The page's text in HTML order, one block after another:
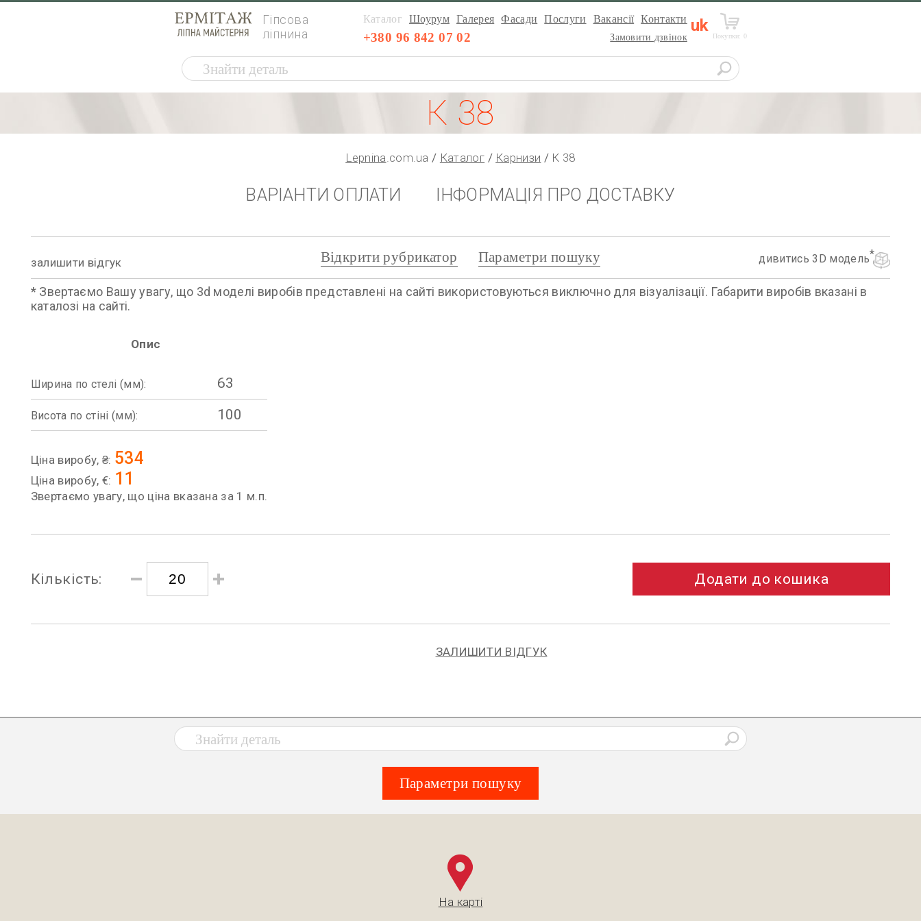
Гіпсова
ліпнина
Каталог Шоурум Галерея Фасади Послуги Вакансії Контакти
+380 96 842 07 02 Замовити дзвінок
uk
Покупки: 0
К 38
Lepnina.com.ua Каталог Карнизи К 38
ВАРІАНТИ ОПЛАТИ ІНФОРМАЦІЯ ПРО ДОСТАВКУ
залишити відгук дивитись 3D модель
Відкрити рубрикатор Параметри пошуку
* Звертаємо Вашу увагу, що 3d моделі виробів представлені на сайті використовуються виключно для візуалізації. Габарити виробів вказані в
каталозі на сайті.
Опис
Ширина по стелі (мм): 63
Висота по стіні (мм): 100
Ціна виробу, ₴: 534
Ціна виробу, €: 11
Звертаємо увагу, що ціна вказана за 1 м.п.
Кількість: Додати до кошика
ЗАЛИШИТИ ВІДГУК
Параметри пошуку
На карті